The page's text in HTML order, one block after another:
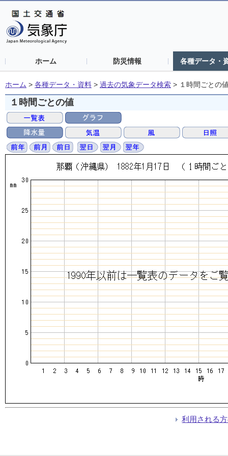
ホーム 防災情報 各種データ・
ホーム > 各種データ・資料 > 過去の気象データ検索 > １時間ごとの
１時間ごとの値
利用される